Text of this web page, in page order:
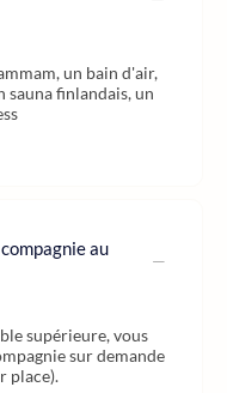
un bain d'air,
finlandais, un
au
supérieure, vous
sur demande
place).